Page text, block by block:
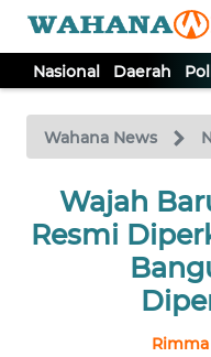
Nasional Daerah
Wahana News
Wajah
Resmi
TV
Tutup
NASIONAL